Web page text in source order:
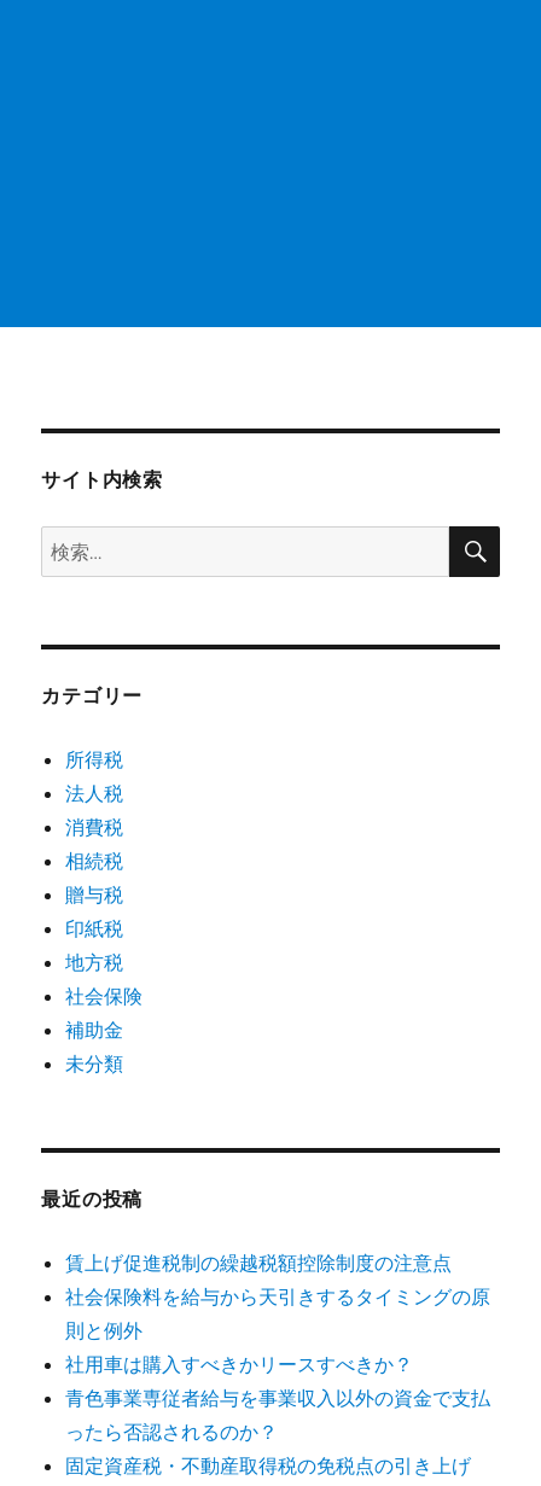
サイト内検索
検
索:
検
カテゴリー
所得税
法人税
消費税
相続税
贈与税
印紙税
地方税
社会保険
補助金
未分類
最近の投稿
賃上げ促進税制の繰越税額控除制度の注意点
社会保険料を給与から天引きするタイミングの原
則と例外
社用車は購入すべきかリースすべきか？
青色事業専従者給与を事業収入以外の資金で支払
ったら否認されるのか？
固定資産税・不動産取得税の免税点の引き上げ